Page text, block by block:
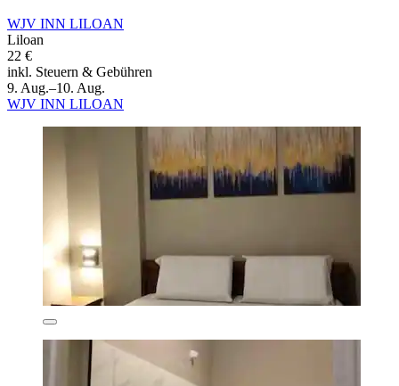
WJV INN LILOAN
Liloan
22 €
inkl. Steuern & Gebühren
9. Aug.–10. Aug.
WJV INN LILOAN